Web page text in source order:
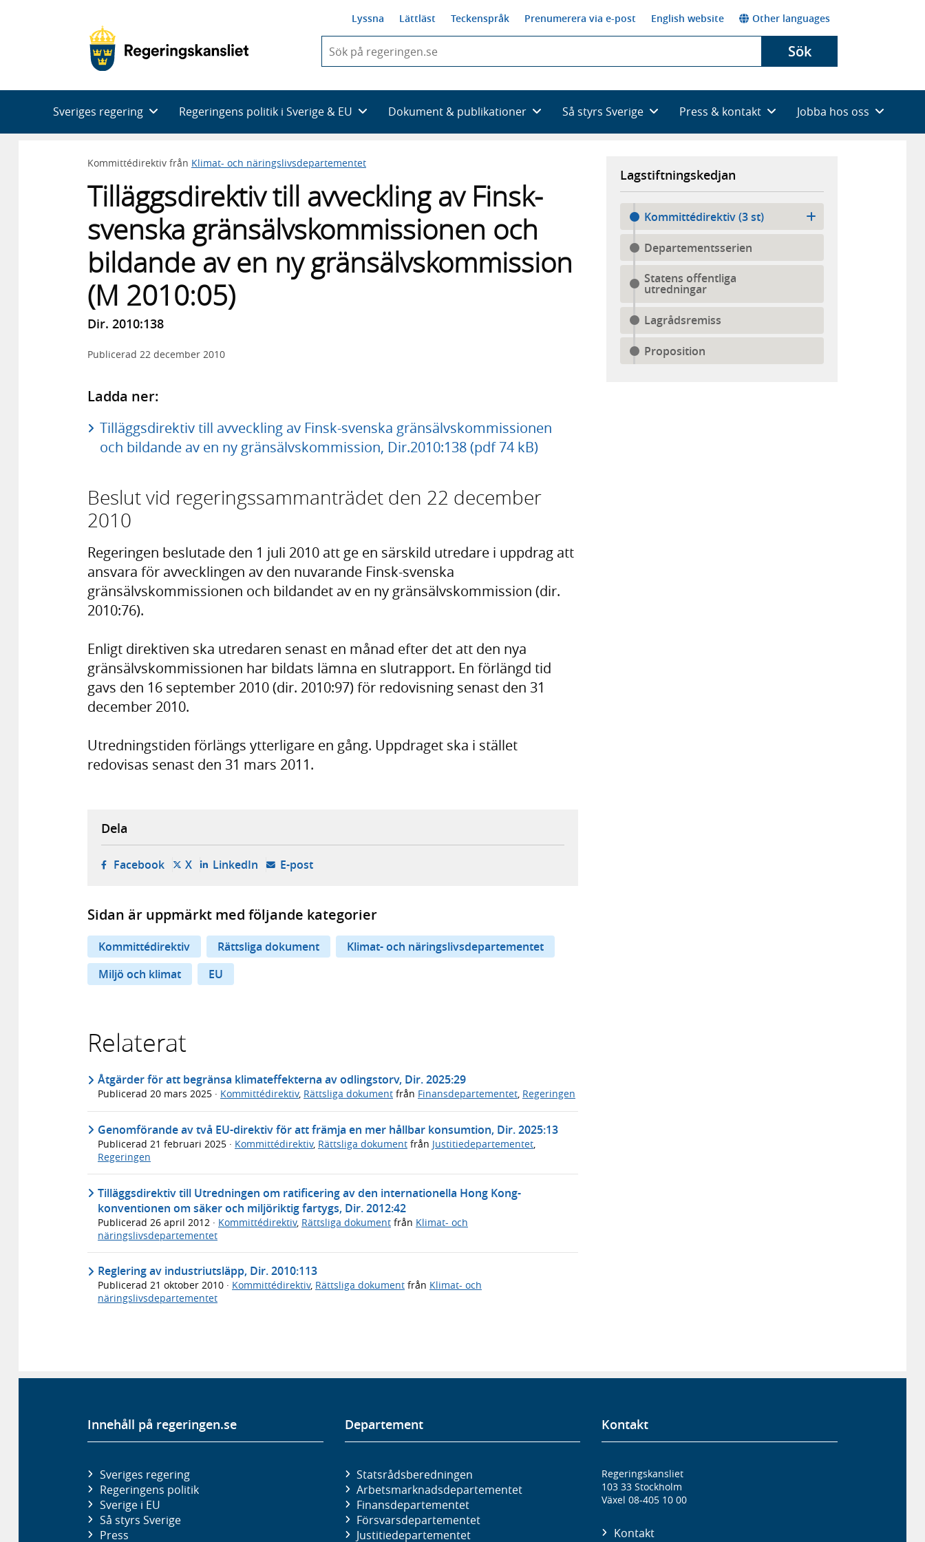
Lyssna Lättläst Teckenspråk Prenumerera via e-post English website Other languages
du
skriva
framträder
en
med
Sök
Sveriges regering Regeringens politik i Sverige & EU Dokument & publikationer Så styrs Sverige Press & kontakt Jobba hos oss
Kommittédirektiv från Klimat- och näringslivsdepartementet
Tilläggsdirektiv till avveckling av Finsk-
svenska gränsälvskommissionen och
bildande av en ny gränsälvskommission
(M 2010:05)
Dir. 2010:138
Publicerad 22 december 2010
Ladda ner:
Tilläggsdirektiv till avveckling av Finsk-svenska gränsälvskommissionen
och bildande av en ny gränsälvskommission, Dir.2010:138 (pdf 74 kB)
Beslut vid regeringssammanträdet den 22 december
2010
Regeringen beslutade den 1 juli 2010 att ge en särskild utredare i uppdrag att
ansvara för avvecklingen av den nuvarande Finsk-svenska
gränsälvskommissionen och bildandet av en ny gränsälvskommission (dir.
2010:76).
Enligt direktiven ska utredaren senast en månad efter det att den nya
gränsälvskommissionen har bildats lämna en slutrapport. En förlängd tid
gavs den 16 september 2010 (dir. 2010:97) för redovisning senast den 31
december 2010.
Utredningstiden förlängs ytterligare en gång. Uppdraget ska i stället
redovisas senast den 31 mars 2011.
Lagstiftningskedjan
Kommittédirektiv (3 st)
Departementsserien
Statens offentliga
utredningar
Lagrådsremiss
Proposition
Dela
Facebook- öppnas i ny flik, extern webbplats,
X- öppnas i ny flik, extern webbplats,
LinkedIn- öppnas i ny flik, extern webbplats,
E-post- öppnar din e-postklient,
Sidan är uppmärkt med följande kategorier
Kommittédirektiv Rättsliga dokument
Klimat- och näringslivsdepartementet
Miljö och klimat
EU
Relaterat
Åtgärder för att begränsa klimateffekterna av odlingstorv, Dir. 2025:29
Publicerad 20 mars 2025 · Kommittédirektiv, Rättsliga dokument från Finansdepartementet, Regeringen
Genomförande av två EU-direktiv för att främja en mer hållbar konsumtion, Dir. 2025:13
Publicerad 21 februari 2025 · Kommittédirektiv, Rättsliga dokument från Justitiedepartementet,
Regeringen
Tilläggsdirektiv till Utredningen om ratificering av den internationella Hong Kong-
konventionen om säker och miljöriktig fartygs, Dir. 2012:42
Publicerad 26 april 2012 · Kommittédirektiv, Rättsliga dokument från Klimat- och
näringslivsdepartementet
Reglering av industriutsläpp, Dir. 2010:113
Publicerad 21 oktober 2010 · Kommittédirektiv, Rättsliga dokument från Klimat- och
näringslivsdepartementet
Innehåll på regeringen.se
Sveriges regering
Regeringens politik
Sverige i EU
Så styrs Sverige
Press
Departement
Statsrådsberedningen
Arbetsmarknads­departementet
Finans­departementet
Försvars­departementet
Justitie­departementet
Kontakt
Regeringskansliet
103 33 Stockholm
Växel 08-405 10 00
Kontakt